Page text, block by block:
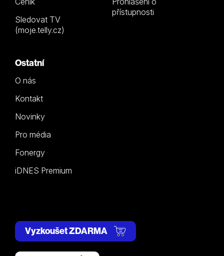
Sledovat TV
(moje.telly.cz)
přístupnosti
Ostatní
O nás
Kontakt
Novinky
Pro média
Fonergy
iDNES Premium
Vyzkoušet ZDARMA